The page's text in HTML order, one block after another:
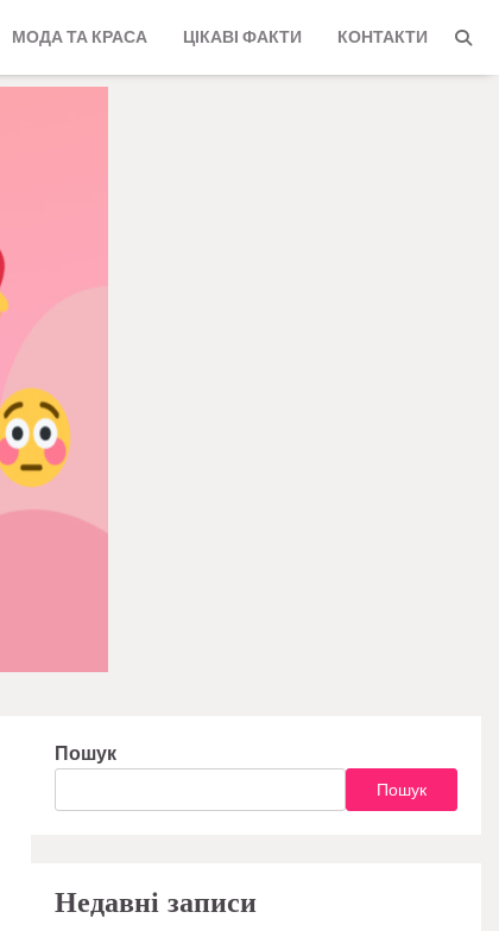
МОДА ТА КРАСА ЦІКАВІ ФАКТИ КОНТАКТИ
Пошук
Пошук
Недавні записи